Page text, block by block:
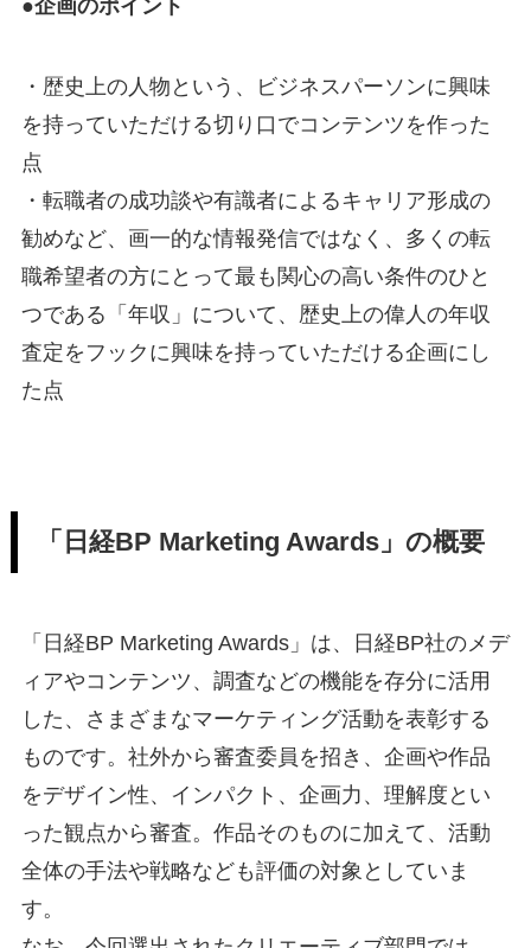
●企画のポイント
・歴史上の人物という、ビジネスパーソンに興味
を持っていただける切り口でコンテンツを作った
点
・転職者の成功談や有識者によるキャリア形成の
勧めなど、画一的な情報発信ではなく、多くの転
職希望者の方にとって最も関心の高い条件のひと
つである「年収」について、歴史上の偉人の年収
査定をフックに興味を持っていただける企画にし
た点
「日経BP Marketing Awards」の概要
「日経BP Marketing Awards」は、日経BP社のメデ
ィアやコンテンツ、調査などの機能を存分に活用
した、さまざまなマーケティング活動を表彰する
ものです。社外から審査委員を招き、企画や作品
をデザイン性、インパクト、企画力、理解度とい
った観点から審査。作品そのものに加えて、活動
全体の手法や戦略なども評価の対象としていま
す。